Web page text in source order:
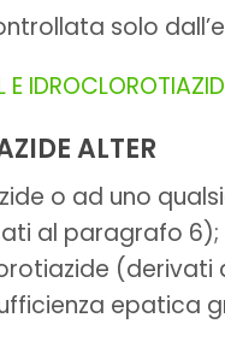
solo
E
ALTER
o ad uno
al paragrafo 6);
(derivati
epatica